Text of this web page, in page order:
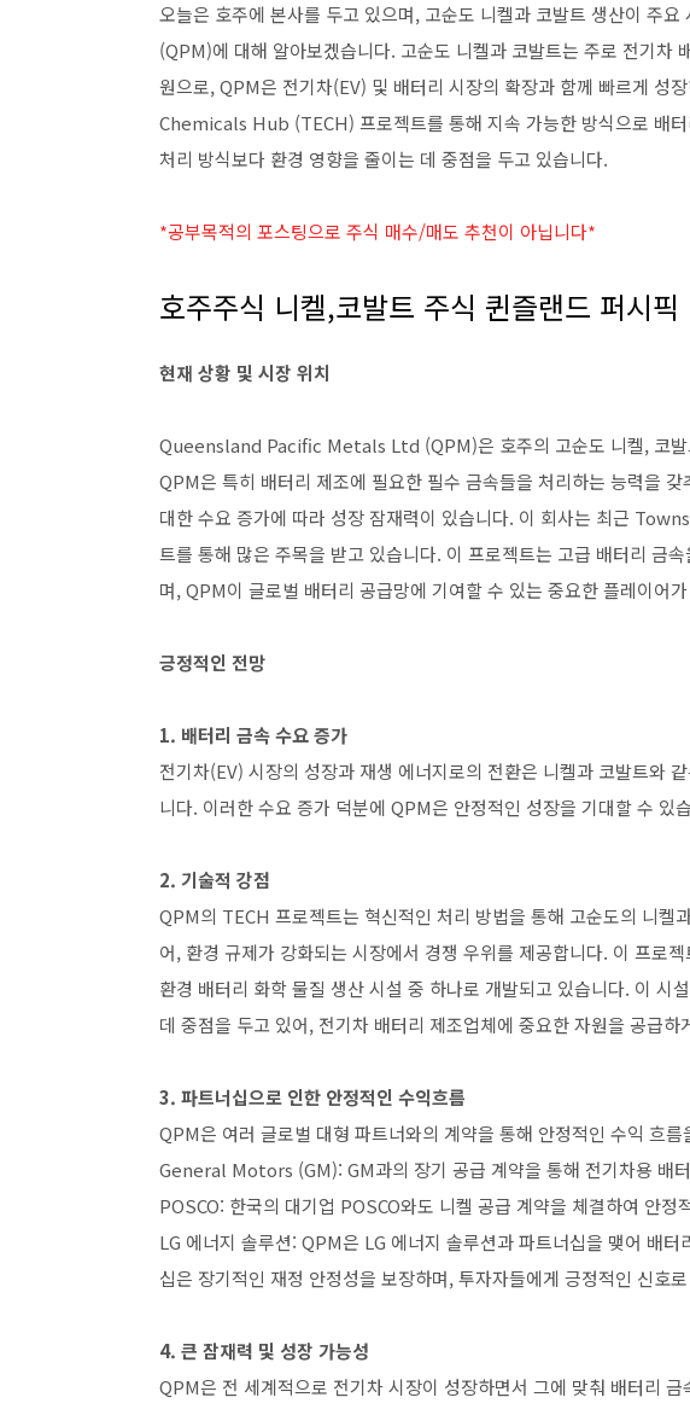
오늘은 호주에 본사를 두고 있으며, 고순도 니켈과 코발트 생산이
(QPM)에 대해 알아보겠습니다. 고순도 니켈과 코발트는 주로 전기차
원으로, QPM은 전기차(EV) 및 배터리 시장의 확장과 함께 빠르게
Chemicals Hub (TECH) 프로젝트를 통해 지속 가능한 방식으로 배
처리 방식보다 환경 영향을 줄이는 데 중점을 두고 있습니다.
*공부목적의 포스팅으로 주식 매수/매도 추천이 아닙니다*
호주주식 니켈,코발트 주식 퀸즐랜드 퍼시
현재 상황 및 시장 위치
Queensland Pacific Metals Ltd (QPM)은 호주의 고순도 니켈, 코발
QPM은 특히 배터리 제조에 필요한 필수 금속들을 처리하는 능력을
대한 수요 증가에 따라 성장 잠재력이 있습니다. 이 회사는 최근
트를 통해 많은 주목을 받고 있습니다. 이 프로젝트는 고급 배터리 금
며, QPM이 글로벌 배터리 공급망에 기여할 수 있는 중요한 플레이어
긍정적인 전망
1. 배터리 금속 수요 증가
전기차(EV) 시장의 성장과 재생 에너지로의 전환은 니켈과 코발트와
니다. 이러한 수요 증가 덕분에 QPM은 안정적인 성장을 기대할 수 있
2. 기술적 강점
QPM의 TECH 프로젝트는 혁신적인 처리 방법을 통해 고순도의 니켈
어, 환경 규제가 강화되는 시장에서 경쟁 우위를 제공합니다​. 이 프로
환경 배터리 화학 물질 생산 시설 중 하나로 개발되고 있습니다. 이 시
데 중점을 두고 있어, 전기차 배터리 제조업체에 중요한 자원을 공급하
3. 파트너십으로 인한 안정적인 수익흐름
QPM은 여러 글로벌 대형 파트너와의 계약을 통해 안정적인 수익 흐름
General Motors (GM): GM과의 장기 공급 계약을 통해 전기차용 배
POSCO: 한국의 대기업 POSCO와도 니켈 공급 계약을 체결하여 안정
LG 에너지 솔루션: QPM은 LG 에너지 솔루션과 파트너십을 맺어 배
십은 장기적인 재정 안정성을 보장하며, 투자자들에게 긍정적인 신호
4. 큰 잠재력 및 성장 가능성
QPM은 전 세계적으로 전기차 시장이 성장하면서 그에 맞춰 배터리